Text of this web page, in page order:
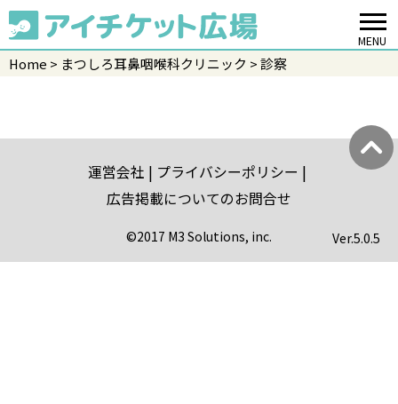
MENU
Home まつしろ耳鼻咽喉科クリニック 診察
運営会社
プライバシーポリシー
広告掲載についてのお問合せ
©2017 M3 Solutions, inc. Ver.5.0.5